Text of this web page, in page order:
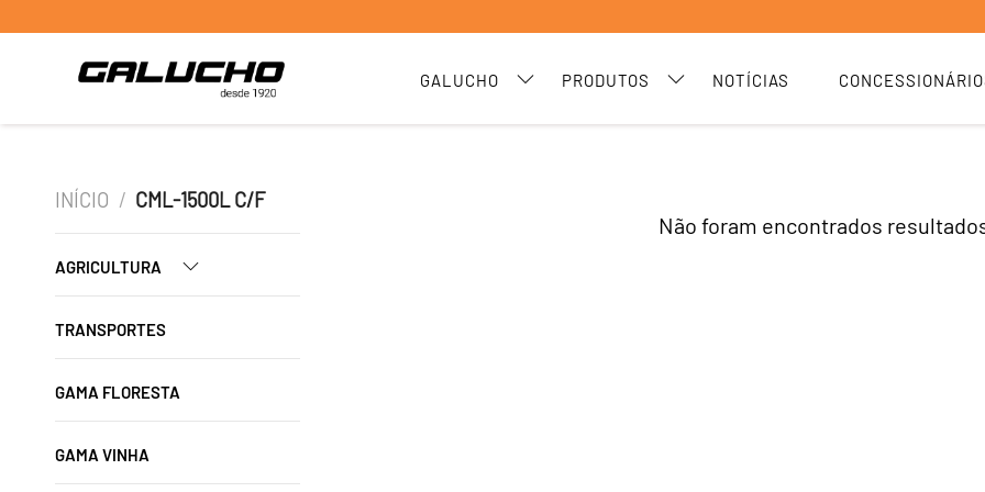
GALUCHO PRODUTOS NOTÍCIAS
INÍCIO / CML-1500L C/F
AGRICULTURA
TRANSPORTES
GAMA FLORESTA
GAMA VINHA
Não foram encontrados